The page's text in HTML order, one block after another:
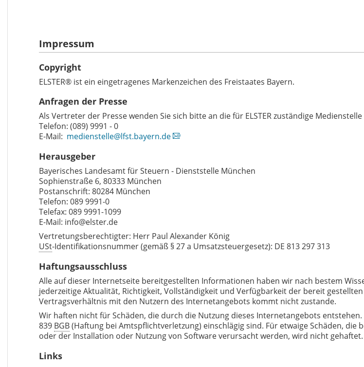
Impressum
Copyright
ELSTER® ist ein eingetragenes Markenzeichen des Freistaates Bayern.
Anfragen der Presse
Als Vertreter der Presse wenden Sie sich bitte an die für ELSTER zuständige
Telefon: (089) 9991 - 0
E-Mail: medienstelle@lfst.bayern.de
Herausgeber
Bayerisches Landesamt für Steuern - Dienststelle München
Sophienstraße 6, 80333 München
Postanschrift: 80284 München
Telefon: 089 9991-0
Telefax: 089 9991-1099
E-Mail: info@elster.de
Vertretungsberechtigter: Herr Paul Alexander König
USt-Identifikationsnummer (gemäß § 27 a Umsatzsteuergesetz): DE 813 297 313
Haftungsausschluss
Alle auf dieser Internetseite bereitgestellten Informationen haben wir nach bestem
jederzeitige Aktualität, Richtigkeit, Vollständigkeit und Verfügbarkeit der bereit
Vertragsverhältnis mit den Nutzern des Internetangebots kommt nicht zustande.
Wir haften nicht für Schäden, die durch die Nutzung dieses Internetangebots
839 BGB(Haftung bei Amtspflichtverletzung) einschlägig sind. Für etwaige Schäden,
oder der Installation oder Nutzung von Softwareverursacht werden, wird nicht gehaftet.
Links